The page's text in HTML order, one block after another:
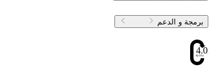
برمجة و الدعم
4.02